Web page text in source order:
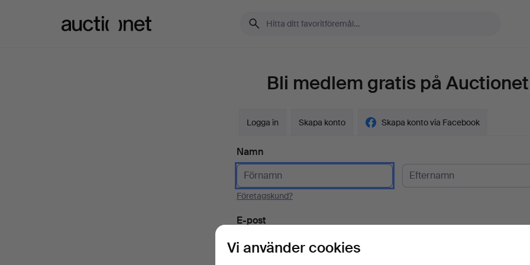
Bli medlem gratis på Auctionet
Logga in Skapa konto Skapa konto via Facebook
Namn
Företagskund?
E-post
Vi använder cookies